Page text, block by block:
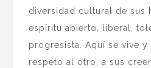
diversidad cultural de sus
espíritu abierto, liberal,
progresista. Aquí se vive y
respeto al otro, a sus